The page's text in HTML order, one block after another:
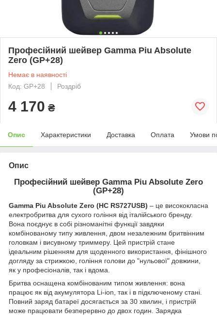
Професійний шейвер Gamma Piu Absolute
Zero (GP+28)
Немає в наявності
Код: GP+28
Роздріб
4 170 ₴
Опис Характеристики Доставка Оплата Умови
Опис
Професійний шейвер Gamma Piu Absolute Zero
(GP+28)
Gamma Piu Absolute Zero (HC RS727USB) – це висококласна
електробритва для сухого гоління від італійського бренду.
Вона поєднує в собі різноманітні функції завдяки
комбінованому типу живлення, двом незалежним бритвінним
головкам і висувному триммеру. Цей пристрій стане
ідеальним рішенням для щоденного використання, фінішного
догляду за стрижкою, гоління голови до "нульової" довжини,
як у професіоналів, так і вдома.
Бритва оснащена комбінованим типом живлення: вона
працює як від акумулятора Li-ion, так і в підключеному стані.
Повний заряд батареї досягається за 30 хвилин, і пристрій
може працювати безперервно до двох годин. Зарядка